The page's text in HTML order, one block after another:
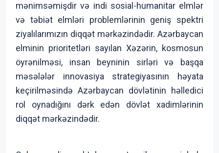
mənimsəmişdir və indi sosial-humanitar elmlər
və təbiət elmləri problemlərinin geniş spektri
ziyalılarımızın diqqət mərkəzindədir. Azərbaycan
elminin prioritetləri sayılan Xəzərin, kosmosun
öyrənilməsi, insan beyninin sirləri və başqa
məsələlər innovasiya strategiyasının həyata
keçirilməsində Azərbaycan dövlətinin həlledici
rol oynadığını dərk edən dövlət xadimlərinin
diqqət mərkəzindədir.